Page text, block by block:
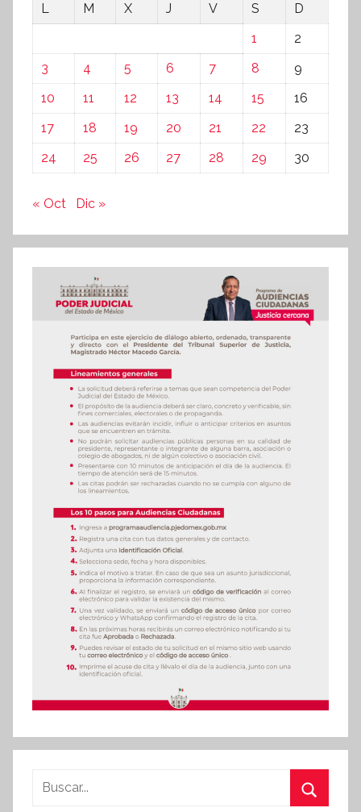
L
M X J V S
D
1
2
3
4 5 6 7 8
9
10
11 12 13 14 15
16
17
18 19 20 21 22
23
24
25 26 27 28 29 30
« Oct Dic »
Buscar: